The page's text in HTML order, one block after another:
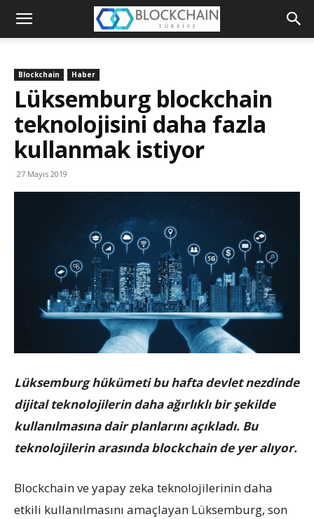
Blockchain
Platformu
Blockchain Haber
Lüksemburg blockchain
teknolojisini daha fazla
kullanmak istiyor
27 Mayıs 2019
Lüksemburg hükümeti bu hafta devlet nezdinde
dijital teknolojilerin daha ağırlıklı bir şekilde
kullanılmasına dair planlarını açıkladı. Bu
teknolojilerin arasında blockchain de yer alıyor.
Blockchain ve yapay zeka teknolojilerinin daha
etkili kullanılmasını amaçlayan Lüksemburg, son